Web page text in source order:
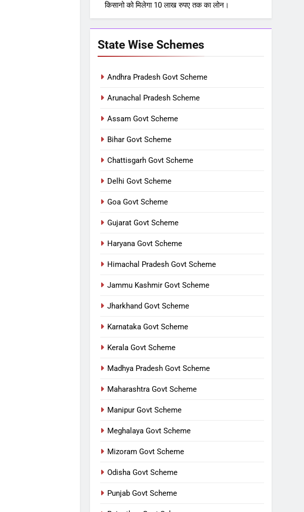
किसानो को मिलेगा 10 लाख रुपए तक का लोन।
State Wise Schemes
Andhra Pradesh Govt Scheme
Arunachal Pradesh Scheme
Assam Govt Scheme
Bihar Govt Scheme
Chattisgarh Govt Scheme
Delhi Govt Scheme
Goa Govt Scheme
Gujarat Govt Scheme
Haryana Govt Scheme
Himachal Pradesh Govt Scheme
Jammu Kashmir Govt Scheme
Jharkhand Govt Scheme
Karnataka Govt Scheme
Kerala Govt Scheme
Madhya Pradesh Govt Scheme
Maharashtra Govt Scheme
Manipur Govt Scheme
Meghalaya Govt Scheme
Mizoram Govt Scheme
Odisha Govt Scheme
Punjab Govt Scheme